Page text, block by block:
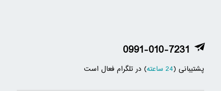
0991-010-7231
پشتیبانی (24 ساعته ) در تلگرام فعال است